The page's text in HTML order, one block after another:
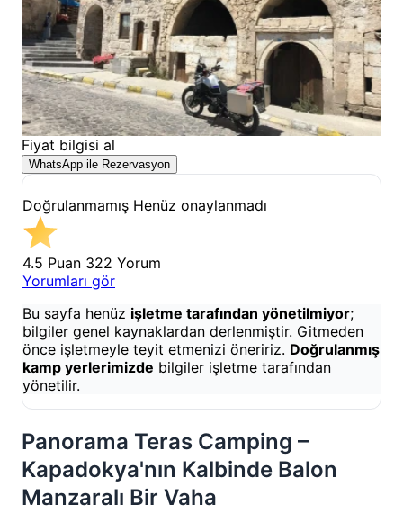
Fiyat bilgisi al
WhatsApp ile Rezervasyon
Doğrulanmamış Henüz onaylanmadı
4.5 Puan 322 Yorum
Yorumları gör
Bu sayfa henüz işletme tarafından yönetilmiyor;
bilgiler genel kaynaklardan derlenmiştir. Gitmeden
önce işletmeyle teyit etmenizi öneririz. Doğrulanmış
kamp yerlerimizde bilgiler işletme tarafından
yönetilir.
Panorama Teras Camping –
Kapadokya'nın Kalbinde Balon
Manzaralı Bir Vaha